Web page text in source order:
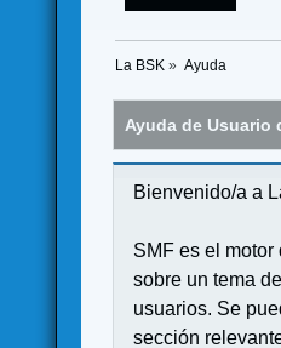
La BSK » Ayuda
Ayuda de Usuario
Bienvenido/a a
SMF es el
sobre un tema
usuarios. Se
sección